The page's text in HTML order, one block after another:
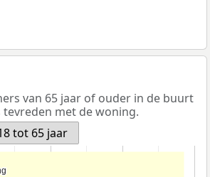
van 65 jaar of ouder in de buurt
met de woning.
tot 65 jaar